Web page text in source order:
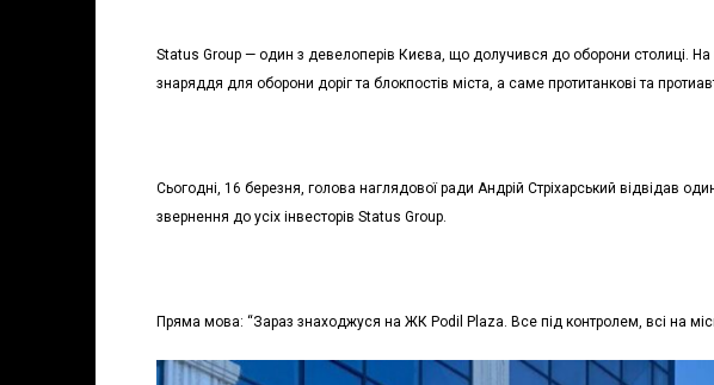
Status Group — один з девелоперів Києва, що долучився до оборони столиці. На
знаряддя для оборони доріг та блокпостів міста, а саме протитанкові та
Сьогодні, 16 березня, голова наглядової ради Андрій Стріхарський відвідав
звернення до усіх інвесторів Status Group.
Пряма мова: “Зараз знаходжуся на ЖК Podil Plaza. Все під контролем, всі на